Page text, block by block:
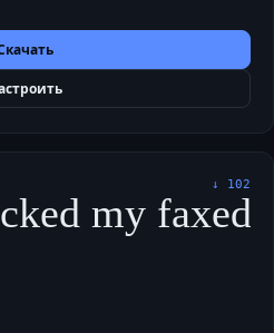
↓ 102
my faxed